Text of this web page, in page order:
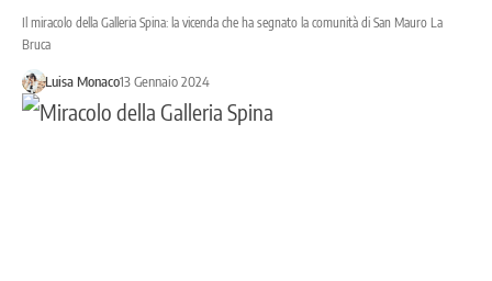
Il miracolo della Galleria Spina: la vicenda che ha segnato la comunità di San Mauro La
Bruca
Luisa Monaco13 Gennaio 2024